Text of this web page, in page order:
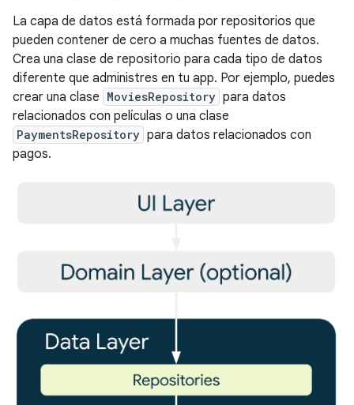
La capa de datos está formada por repositorios que
pueden contener de cero a muchas fuentes de datos.
Crea una clase de repositorio para cada tipo de datos
diferente que administres en tu app. Por ejemplo, puedes
crear una clase MoviesRepository para datos
relacionados con películas o una clase
PaymentsRepository para datos relacionados con
pagos.